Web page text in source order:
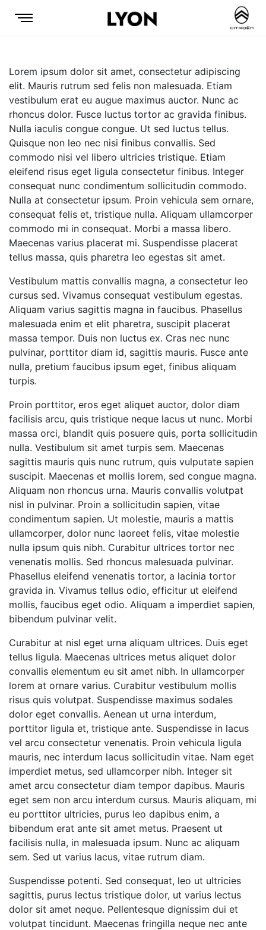
Lorem ipsum dolor sit amet, consectetur adipiscing
elit. Mauris rutrum sed felis non malesuada. Etiam
vestibulum erat eu augue maximus auctor. Nunc ac
rhoncus dolor. Fusce luctus tortor ac gravida finibus.
Nulla iaculis congue congue. Ut sed luctus tellus.
Quisque non leo nec nisi finibus convallis. Sed
commodo nisi vel libero ultricies tristique. Etiam
eleifend risus eget ligula consectetur finibus. Integer
consequat nunc condimentum sollicitudin commodo.
Nulla at consectetur ipsum. Proin vehicula sem ornare,
consequat felis et, tristique nulla. Aliquam ullamcorper
commodo mi in consequat. Morbi a massa libero.
Maecenas varius placerat mi. Suspendisse placerat
tellus massa, quis pharetra leo egestas sit amet.
Vestibulum mattis convallis magna, a consectetur leo
cursus sed. Vivamus consequat vestibulum egestas.
Aliquam varius sagittis magna in faucibus. Phasellus
malesuada enim et elit pharetra, suscipit placerat
massa tempor. Duis non luctus ex. Cras nec nunc
pulvinar, porttitor diam id, sagittis mauris. Fusce ante
nulla, pretium faucibus ipsum eget, finibus aliquam
turpis.
Proin porttitor, eros eget aliquet auctor, dolor diam
facilisis arcu, quis tristique neque lacus ut nunc. Morbi
massa orci, blandit quis posuere quis, porta sollicitudin
nulla. Vestibulum sit amet turpis sem. Maecenas
sagittis mauris quis nunc rutrum, quis vulputate sapien
suscipit. Maecenas et mollis lorem, sed congue magna.
Aliquam non rhoncus urna. Mauris convallis volutpat
nisl in pulvinar. Proin a sollicitudin sapien, vitae
condimentum sapien. Ut molestie, mauris a mattis
ullamcorper, dolor nunc laoreet felis, vitae molestie
nulla ipsum quis nibh. Curabitur ultrices tortor nec
venenatis mollis. Sed rhoncus malesuada pulvinar.
Phasellus eleifend venenatis tortor, a lacinia tortor
gravida in. Vivamus tellus odio, efficitur ut eleifend
mollis, faucibus eget odio. Aliquam a imperdiet sapien,
bibendum pulvinar velit.
Curabitur at nisl eget urna aliquam ultrices. Duis eget
tellus ligula. Maecenas ultrices metus aliquet dolor
convallis elementum eu sit amet nibh. In ullamcorper
lorem at ornare varius. Curabitur vestibulum mollis
risus quis volutpat. Suspendisse maximus sodales
dolor eget convallis. Aenean ut urna interdum,
porttitor ligula et, tristique ante. Suspendisse in lacus
vel arcu consectetur venenatis. Proin vehicula ligula
mauris, nec interdum lacus sollicitudin vitae. Nam eget
imperdiet metus, sed ullamcorper nibh. Integer sit
amet arcu consectetur diam tempor dapibus. Mauris
eget sem non arcu interdum cursus. Mauris aliquam, mi
eu porttitor ultricies, purus leo dapibus enim, a
bibendum erat ante sit amet metus. Praesent ut
facilisis nulla, in malesuada ipsum. Nunc ac aliquam
sem. Sed ut varius lacus, vitae rutrum diam.
Suspendisse potenti. Sed consequat, leo ut ultricies
sagittis, purus lectus tristique dolor, ut varius lectus
dolor sit amet neque. Pellentesque dignissim dui et
volutpat tincidunt. Maecenas fringilla neque nec ante